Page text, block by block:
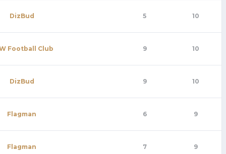
DizBud 5 10
Football Club 9 10
DizBud 9 10
Flagman 6 9
Flagman 7 9